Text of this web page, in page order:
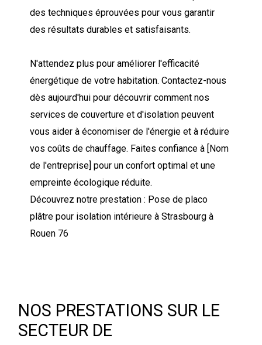
des techniques éprouvées pour vous garantir
des résultats durables et satisfaisants.
N'attendez plus pour améliorer l'efficacité
énergétique de votre habitation. Contactez-nous
dès aujourd'hui pour découvrir comment nos
services de couverture et d'isolation peuvent
vous aider à économiser de l'énergie et à réduire
vos coûts de chauffage. Faites confiance à [Nom
de l'entreprise] pour un confort optimal et une
empreinte écologique réduite.
Découvrez notre prestation : Pose de placo
plâtre pour isolation intérieure à Strasbourg à
Rouen 76
NOS PRESTATIONS SUR LE
SECTEUR DE